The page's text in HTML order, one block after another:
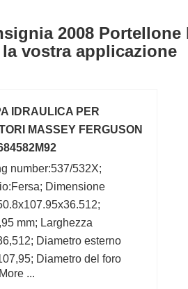
2008
la vostra applicazione
IDRAULICA PER
MASSEY FERGUSON
number:537/532X;
Dimensione
mm; Larghezza
Diametro esterno
Diametro del foro
d:50,8 mm;
...